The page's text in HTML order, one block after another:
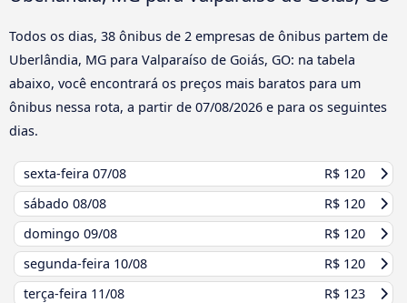
Todos os dias, 38 ônibus de 2 empresas de ônibus partem de
Uberlândia, MG para Valparaíso de Goiás, GO: na tabela
abaixo, você encontrará os preços mais baratos para um
ônibus nessa rota, a partir de 07/08/2026 e para os seguintes
dias.
sexta-feira 07/08
R$ 120
sábado 08/08
R$ 120
domingo 09/08
R$ 120
segunda-feira 10/08
R$ 120
terça-feira 11/08
R$ 123